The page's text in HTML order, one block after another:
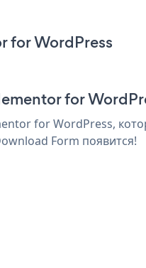
for WordPress
for
for WordPress,
Form появится!